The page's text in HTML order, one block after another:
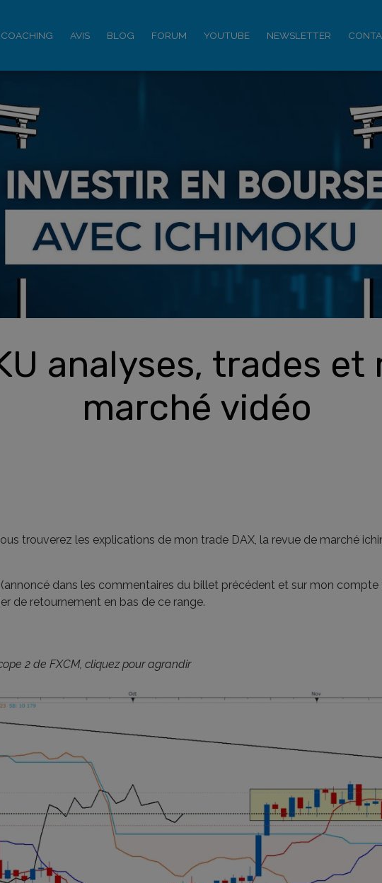
COACHING AVIS BLOG FORUM YOUTUBE NEWSLETTER
analyses, trades et
marché vidéo
trouverez les explications de mon trade DAX, la revue de marché
dans les commentaires du billet précédent et sur mon
de retournement en bas de ce range.
2 de FXCM, cliquez pour agrandir